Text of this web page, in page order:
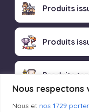
Nous respectons
Nous et nos 1729
Produits
Produits
Produits